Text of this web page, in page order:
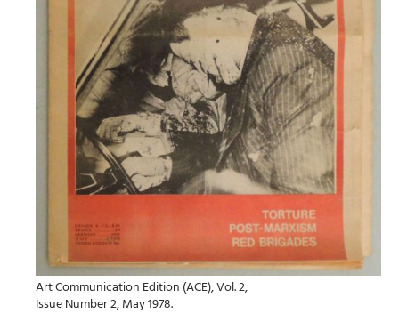
Art Communication Edition (ACE), Vol. 2,
Issue Number 2, May 1978.